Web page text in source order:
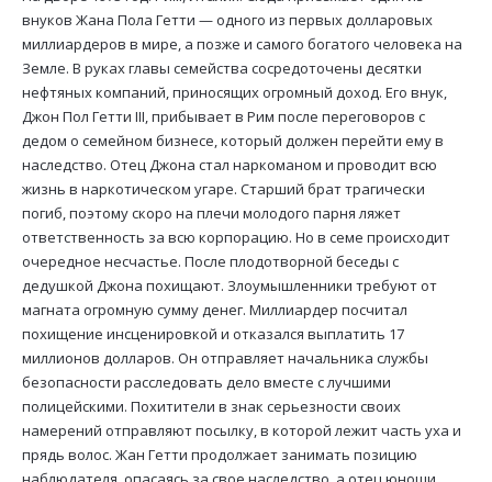
внуков Жана Пола Гетти — одного из первых долларовых
миллиардеров в мире, а позже и самого богатого человека на
Земле. В руках главы семейства сосредоточены десятки
нефтяных компаний, приносящих огромный доход. Его внук,
Джон Пол Гетти III, прибывает в Рим после переговоров с
дедом о семейном бизнесе, который должен перейти ему в
наследство. Отец Джона стал наркоманом и проводит всю
жизнь в наркотическом угаре. Старший брат трагически
погиб, поэтому скоро на плечи молодого парня ляжет
ответственность за всю корпорацию. Но в семе происходит
очередное несчастье. После плодотворной беседы с
дедушкой Джона похищают. Злоумышленники требуют от
магната огромную сумму денег. Миллиардер посчитал
похищение инсценировкой и отказался выплатить 17
миллионов долларов. Он отправляет начальника службы
безопасности расследовать дело вместе с лучшими
полицейскими. Похитители в знак серьезности своих
намерений отправляют посылку, в которой лежит часть уха и
прядь волос. Жан Гетти продолжает занимать позицию